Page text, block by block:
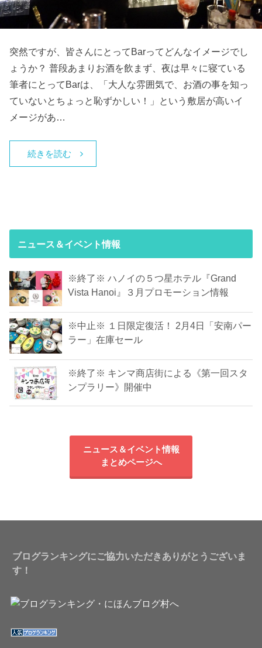
突然ですが、皆さんにとってBarってどんなイメージでし
ょうか？ 普段あまりお酒を飲まず、夜は早々に寝ている
筆者にとってBarは、「大人な雰囲気で、お酒の事を知っ
ていないとちょっと恥ずかしい！」という敷居が高いイ
メージがあ…
続きを読む
ニュース＆イベント情報
※終了※ ハノイの５つ星ホテル『Grand
Vista Hanoi』３月プロモーション情報
※中止※ １日限定復活！ 2月4日「安南パー
ラー」在庫セール
※終了※ キンマ商店街による《第一回スタ
ンプラリー》開催中
ニュース＆イベント情報
まとめページへ
ブログランキングにご協力いただきありがとうございま
す！